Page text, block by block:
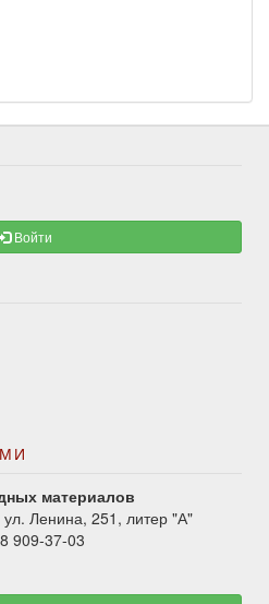
Войти
материалов
Ленина, 251, литер "А"
909-37-03